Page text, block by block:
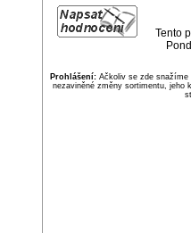
Tento
Prohlášení:Ačkoliv se zde snažíme
nezaviněné změny sortimentu, jeho